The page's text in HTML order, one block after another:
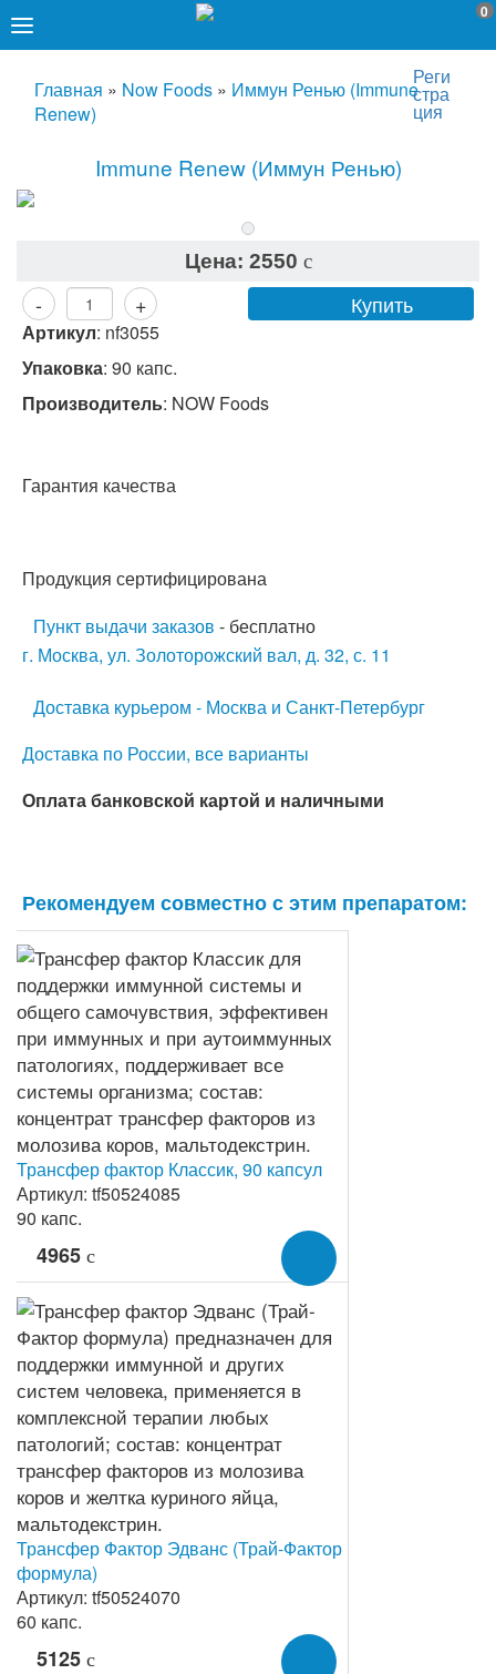
0
Реги
стра
ция
Главная » Now Foods » Иммун Ренью (Immune
Renew)
Immune Renew (Иммун Ренью)
Цена: 2550 c
- + Купить
Артикул: nf3055
Упаковка: 90 капс.
Производитель: NOW Foods
Гарантия качества
Продукция сертифицирована
Пункт выдачи заказов - бесплатно
г. Москва, ул. Золоторожский вал, д. 32, с. 11
Доставка курьером - Москва и Санкт-Петербург
Доставка по России, все варианты
Оплата банковской картой и наличными
Рекомендуем совместно с этим препаратом:
Трансфер фактор Классик, 90 капсул
Артикул: tf50524085
90 капс.
4965 c
Трансфер Фактор Эдванс (Трай-Фактор
формула)
Артикул: tf50524070
60 капс.
5125 c